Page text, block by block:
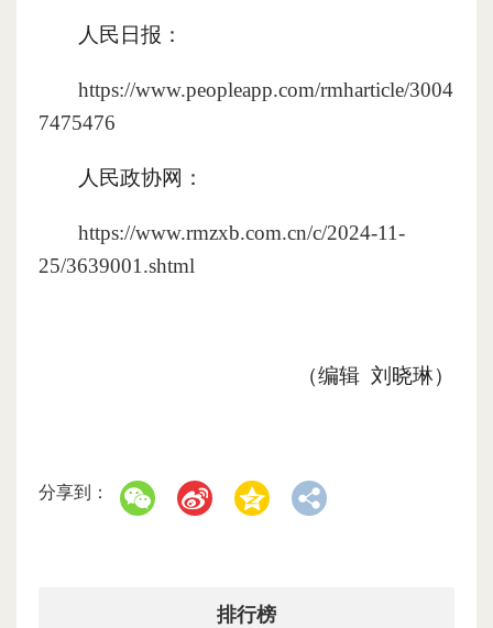
人民日报：
https://www.peopleapp.com/rmharticle/3004
7475476
人民政协网：
https://www.rmzxb.com.cn/c/2024-11-
25/3639001.shtml
（编辑 刘晓琳）
分享到：
排行榜